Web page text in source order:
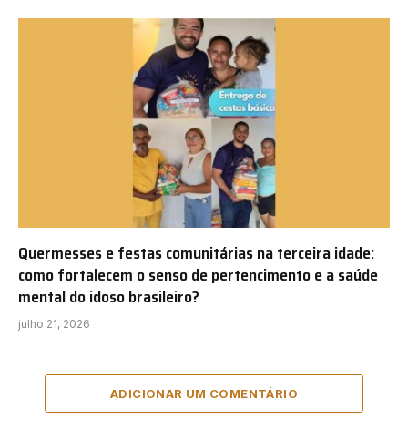
Quermesses e festas comunitárias na terceira idade:
como fortalecem o senso de pertencimento e a saúde
mental do idoso brasileiro?
julho 21, 2026
ADICIONAR UM COMENTÁRIO